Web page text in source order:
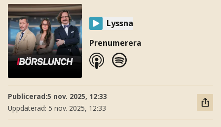
Lyssna
Prenumerera
Publicerad:5 nov. 2025, 12:33
Uppdaterad: 5 nov. 2025, 12:33